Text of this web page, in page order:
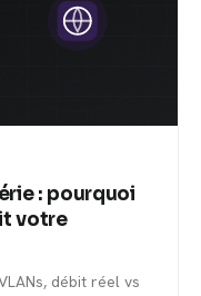
: pourquoi
votre
débit réel vs